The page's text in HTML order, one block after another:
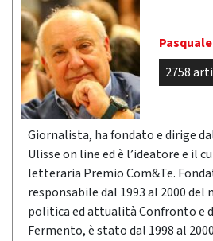
2758
Giornalista, ha fondato e dirige
Ulisse on line ed è l’ideatore e il
letteraria Premio Com&Te.
responsabile dal 1993 al 2000
politica ed attualità Confronto e
Fermento, è stato dal 1998 al